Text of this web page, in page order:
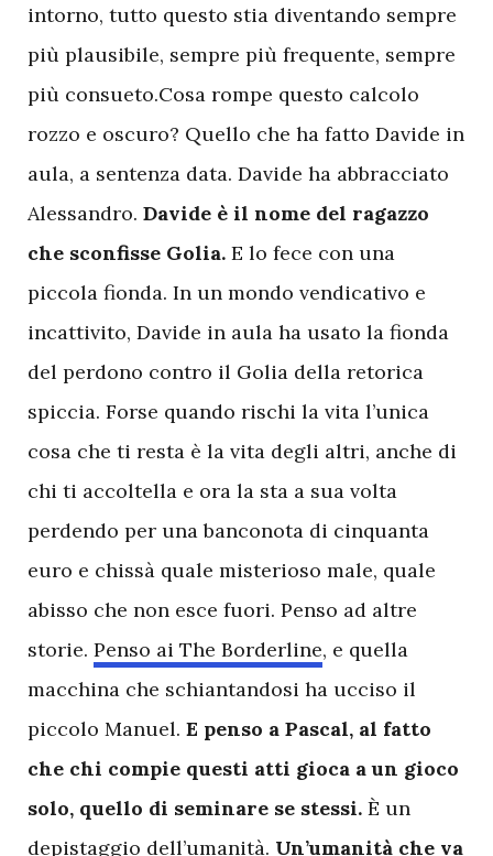
intorno, tutto questo stia diventando sempre
più plausibile, sempre più frequente, sempre
più consueto.Cosa rompe questo calcolo
rozzo e oscuro? Quello che ha fatto Davide in
aula, a sentenza data. Davide ha abbracciato
Alessandro. Davide è il nome del ragazzo
che sconfisse Golia. E lo fece con una
piccola fionda. In un mondo vendicativo e
incattivito, Davide in aula ha usato la fionda
del perdono contro il Golia della retorica
spiccia. Forse quando rischi la vita l’unica
cosa che ti resta è la vita degli altri, anche di
chi ti accoltella e ora la sta a sua volta
perdendo per una banconota di cinquanta
euro e chissà quale misterioso male, quale
abisso che non esce fuori. Penso ad altre
storie. Penso ai The Borderline, e quella
macchina che schiantandosi ha ucciso il
piccolo Manuel. E penso a Pascal, al fatto
che chi compie questi atti gioca a un gioco
solo, quello di seminare se stessi. È un
depistaggio dell’umanità. Un’umanità che va